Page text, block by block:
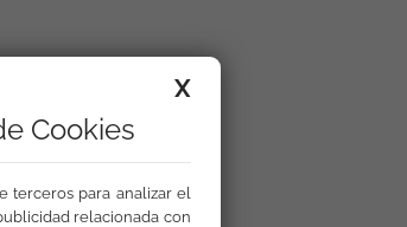
X
Cookies
terceros para analizar el
relacionada con